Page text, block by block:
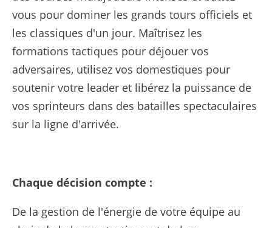
vous pour dominer les grands tours officiels et
les classiques d'un jour. Maîtrisez les
formations tactiques pour déjouer vos
adversaires, utilisez vos domestiques pour
soutenir votre leader et libérez la puissance de
vos sprinteurs dans des batailles spectaculaires
sur la ligne d'arrivée.
Chaque décision compte :
De la gestion de l'énergie de votre équipe au